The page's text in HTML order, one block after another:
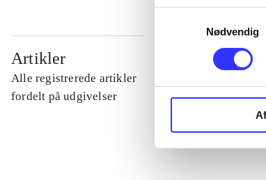
Nødvendig
Artikler
Alle registrerede artikler
fordelt på udgivelser
...